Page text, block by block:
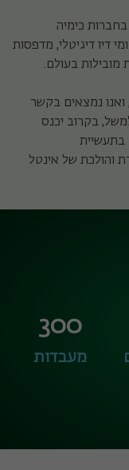
בחברות כימיה
דיו דיגיטלי, מדפסות
מובילות בעולם.
ואנו נמצאים בקשר
בקרוב יכנס
בתעשיית
והולכת של אינטל
300
מעבדות